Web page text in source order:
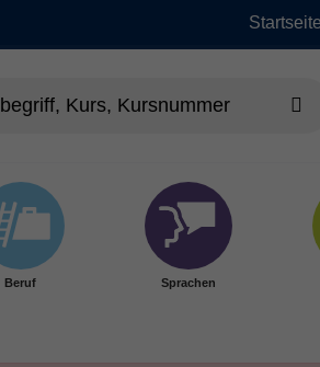
Startseite
Beruf Sprachen